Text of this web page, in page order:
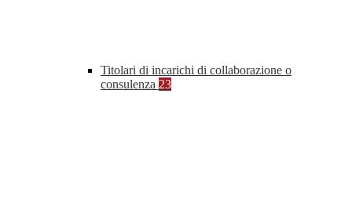
Titolari di incarichi di collaborazione o
consulenza 23